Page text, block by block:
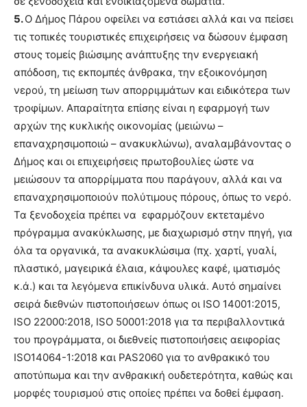
5.Ο Δήμος Πάρου οφείλει να εστιάσει αλλά και να πείσει
τις τοπικές τουριστικές επιχειρήσεις να δώσουν έμφαση
στους τομείς βιώσιμης ανάπτυξης την ενεργειακή
απόδοση, τις εκπομπές άνθρακα, την εξοικονόμηση
νερού, τη μείωση των απορριμμάτων και ειδικότερα των
τροφίμων. Απαραίτητα επίσης είναι η εφαρμογή των
αρχών της κυκλικής οικονομίας (μειώνω –
επαναχρησιμοποιώ – ανακυκλώνω), αναλαμβάνοντας ο
Δήμος και οι επιχειρήσεις πρωτοβουλίες ώστε να
μειώσουν τα απορρίμματα που παράγουν, αλλά και να
επαναχρησιμοποιούν πολύτιμους πόρους, όπως το νερό.
Τα ξενοδοχεία πρέπει να εφαρμόζουν εκτεταμένο
πρόγραμμα ανακύκλωσης, με διαχωρισμό στην πηγή, για
όλα τα οργανικά, τα ανακυκλώσιμα (πχ. χαρτί, γυαλί,
πλαστικό, μαγειρικά έλαια, κάψουλες καφέ, ιματισμός
κ.ά.) και τα λεγόμενα επικίνδυνα υλικά. Αυτό σημαίνει
σειρά διεθνών πιστοποιήσεων όπως οι ISO 14001:2015,
ISO 22000:2018, ISO 50001:2018 για τα περιβαλλοντικά
του προγράμματα, οι διεθνείς πιστοποιήσεις αειφορίας
ISO14064-1:2018 και PAS2060 για το ανθρακικό του
αποτύπωμα και την ανθρακική ουδετερότητα, καθώς και
μορφές τουρισμού στις οποίες πρέπει να δοθεί έμφαση.